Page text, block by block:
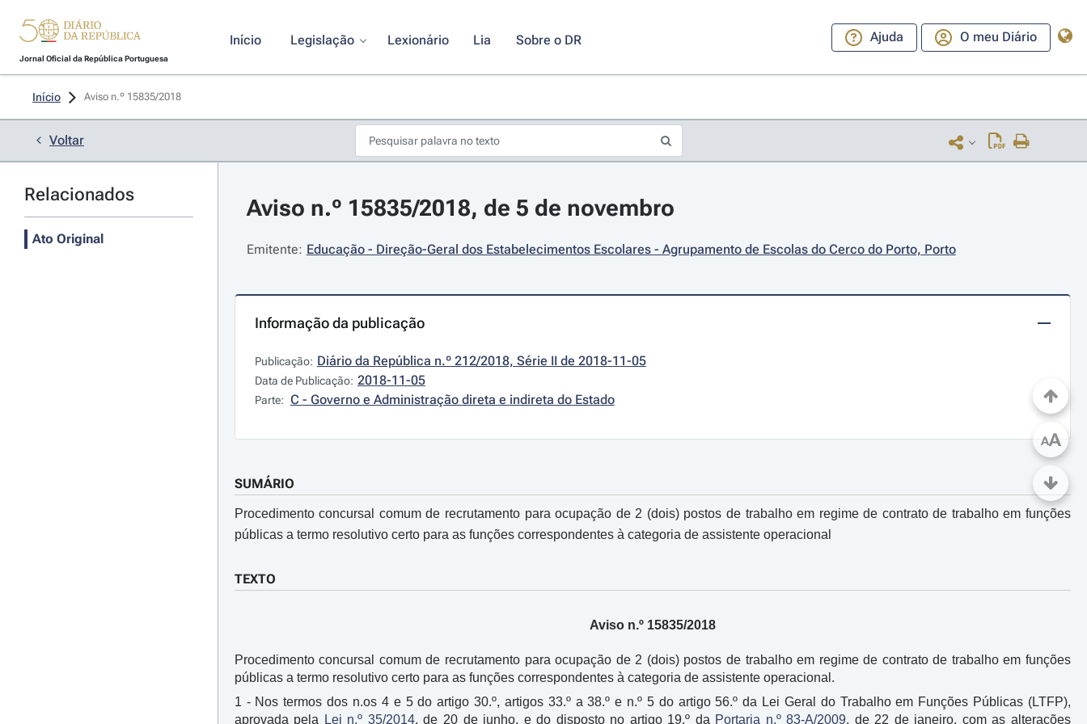
Jornal Oficial da República Portuguesa
Início Legislação Lexionário Lia Sobre o DR Ajuda O meu Diário
Início Aviso n.º 15835/2018
Voltar
Relacionados
Ato Original
Aviso n.º 15835/2018, de 5 de novembro
Emitente: Educação - Direção-Geral dos Estabelecimentos Escolares - Agrupamento de Escolas do Cerco do Porto, Porto
Informação da publicação
Publicação: Diário da República n.º 212/2018, Série II de 2018-11-05
Data de Publicação: 2018-11-05
Parte: C - Governo e Administração direta e indireta do Estado
SUMÁRIO
Procedimento concursal comum de recrutamento para ocupação de 2 (dois) postos de trabalho em regime de contrato de trabalho em funções
públicas a termo resolutivo certo para as funções correspondentes à categoria de assistente operacional
TEXTO
Aviso n.º 15835/2018
Procedimento concursal comum de recrutamento para ocupação de 2 (dois) postos de trabalho em regime de contrato de trabalho em funções
públicas a termo resolutivo certo para as funções correspondentes à categoria de assistente operacional.
1 - Nos termos dos n.os 4 e 5 do artigo 30.º, artigos 33.º a 38.º e n.º 5 do artigo 56.º da Lei Geral do Trabalho em Funções Públicas (LTFP),
aprovada pela
Lei n.º 35/2014, de 20 de junho, e do disposto no artigo 19.º da Portaria n.º 83-A/2009, de 22 de janeiro, com as alterações
AA